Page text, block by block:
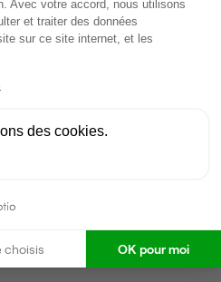
Avec votre accord, nous utilisons
et traiter des données
sur ce site internet, et les
des cookies.
choisis OK pour moi